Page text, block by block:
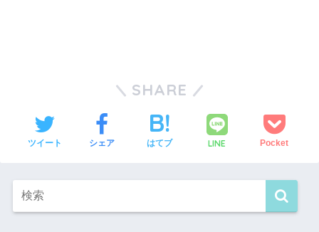
SHARE
ツイート シェア はてブ LINE Pocket